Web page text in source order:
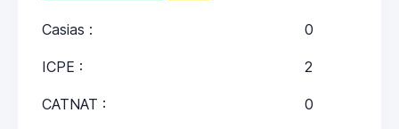
Casias : 0
ICPE : 2
CATNAT : 0